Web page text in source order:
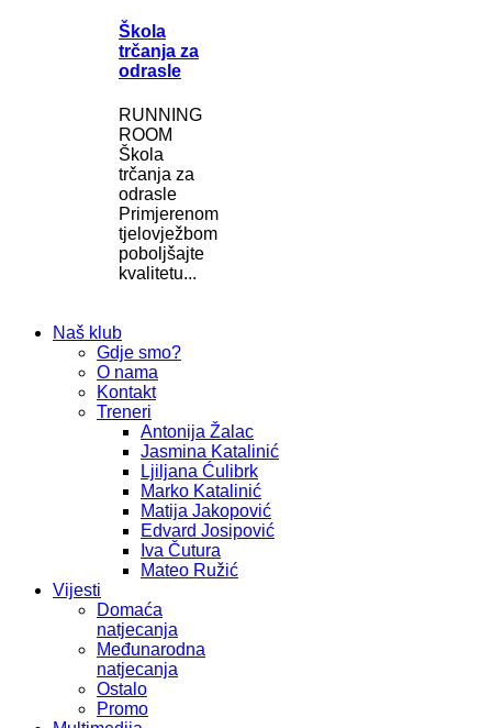
Škola
trčanja za
odrasle
RUNNING
ROOM
Škola
trčanja za
odrasle
Primjerenom
tjelovježbom
poboljšajte
kvalitetu...
Naš klub
Gdje smo?
O nama
Kontakt
Treneri
Antonija Žalac
Jasmina Katalinić
Ljiljana Ćulibrk
Marko Katalinić
Matija Jakopović
Edvard Josipović
Iva Čutura
Mateo Ružić
Vijesti
Domaća
natjecanja
Međunarodna
natjecanja
Ostalo
Promo